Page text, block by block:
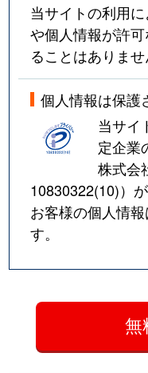
当サイトの利用
や個人情報が許
ることはありませ
個人情報は保護
当サイ
定企業
株式会
10830322(10)）
お客様の個人情
す。